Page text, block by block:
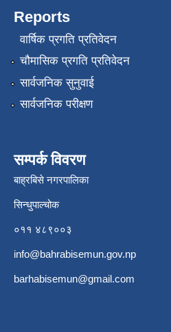
Reports
वार्षिक प्रगति प्रतिवेदन
चौमासिक प्रगति प्रतिवेदन
सार्वजनिक सुनुवाई
सार्वजनिक परीक्षण
सम्पर्क विवरण
बाह्रबिसे नगरपालिका
सिन्धुपाल्चोक
०११ ४८९००३
info@bahrabisemun.gov.np
barhabisemun@gmail.com